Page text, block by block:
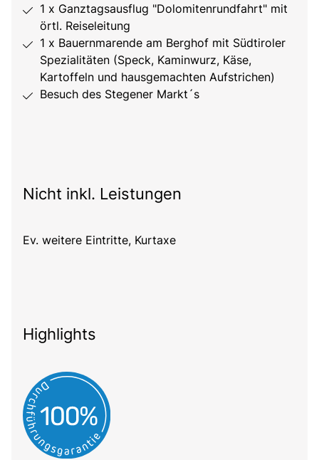
1 x Ganztagsausflug "Dolomitenrundfahrt" mit
örtl. Reiseleitung
1 x Bauernmarende am Berghof mit Südtiroler
Spezialitäten (Speck, Kaminwurz, Käse,
Kartoffeln und hausgemachten Aufstrichen)
Besuch des Stegener Markt´s
Nicht inkl. Leistungen
Ev. weitere Eintritte, Kurtaxe
Highlights